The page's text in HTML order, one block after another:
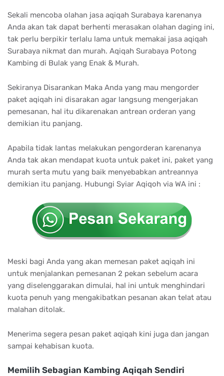
Sekali mencoba olahan jasa aqiqah Surabaya karenanya
Anda akan tak dapat berhenti merasakan olahan daging ini,
tak perlu berpikir terlalu lama untuk memakai jasa aqiqah
Surabaya nikmat dan murah. Aqiqah Surabaya Potong
Kambing di Bulak yang Enak & Murah.
Sekiranya Disarankan Maka Anda yang mau mengorder
paket aqiqah ini disarakan agar langsung mengerjakan
pemesanan, hal itu dikarenakan antrean orderan yang
demikian itu panjang.
Apabila tidak lantas melakukan pengorderan karenanya
Anda tak akan mendapat kuota untuk paket ini, paket yang
murah serta mutu yang baik menyebabkan antreannya
demikian itu panjang. Hubungi Syiar Aqiqoh via WA ini :
Meski bagi Anda yang akan memesan paket aqiqah ini
untuk menjalankan pemesanan 2 pekan sebelum acara
yang diselenggarakan dimulai, hal ini untuk menghindari
kuota penuh yang mengakibatkan pesanan akan telat atau
malahan ditolak.
Menerima segera pesan paket aqiqah kini juga dan jangan
sampai kehabisan kuota.
Memilih Sebagian Kambing Aqiqah Sendiri